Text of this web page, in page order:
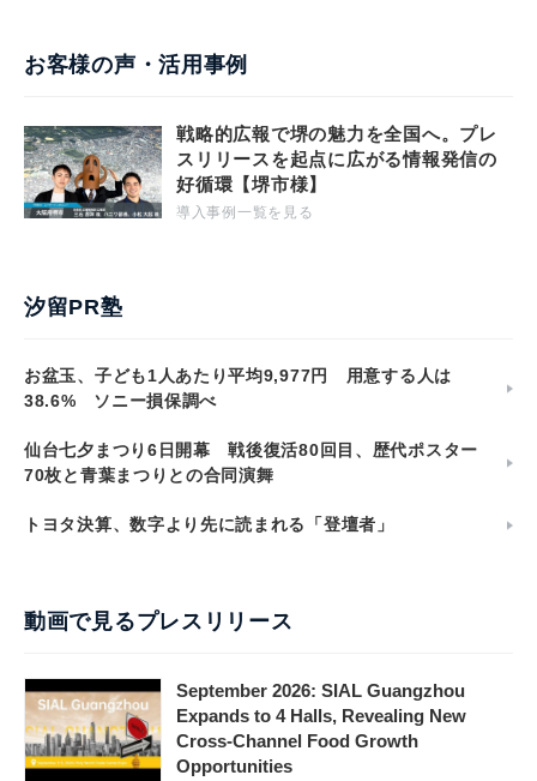
お客様の声・活用事例
戦略的広報で堺の魅力を全国へ。プレ
スリリースを起点に広がる情報発信の
好循環【堺市様】
導入事例一覧を見る
汐留PR塾
お盆玉、子ども1人あたり平均9,977円 用意する人は
38.6% ソニー損保調べ
仙台七夕まつり6日開幕 戦後復活80回目、歴代ポスター
70枚と青葉まつりとの合同演舞
トヨタ決算、数字より先に読まれる「登壇者」
動画で見るプレスリリース
September 2026: SIAL Guangzhou
Expands to 4 Halls, Revealing New
Cross-Channel Food Growth
Opportunities